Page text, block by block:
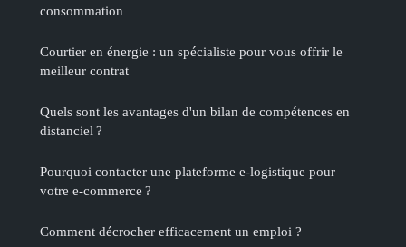
consommation
Courtier en énergie : un spécialiste pour vous offrir le
meilleur contrat
Quels sont les avantages d'un bilan de compétences en
distanciel ?
Pourquoi contacter une plateforme e-logistique pour
votre e-commerce ?
Comment décrocher efficacement un emploi ?